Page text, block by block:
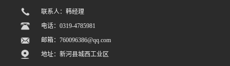
联系人：韩经理
电话：0319-4785981
邮箱：760096386@qq.com
地址：新河县城西工业区